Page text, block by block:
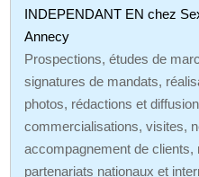
INDEPENDANT EN chez
Annecy
Prospections, études de
signatures de mandats,
photos, rédactions et
commercialisations, visites,
accompagnement de clients,
partenariats nationaux et